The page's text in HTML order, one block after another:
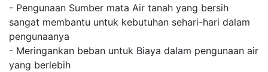
- Pengunaan Sumber mata Air tanah yang bersih
sangat membantu untuk kebutuhan sehari-hari dalam
pengunaanya
- Meringankan beban untuk Biaya dalam pengunaan air
yang berlebih